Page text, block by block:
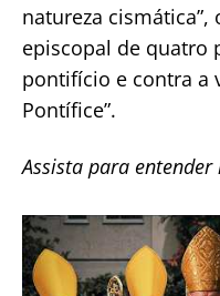
natureza cismática”,
episcopal de quatro
pontifício e contra a
Pontífice”.
Assista para entender